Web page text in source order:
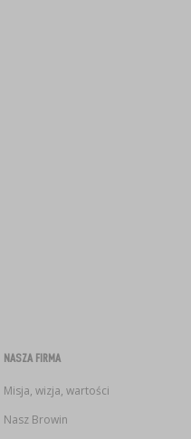
NASZA FIRMA
Misja, wizja, wartości
Nasz Browin